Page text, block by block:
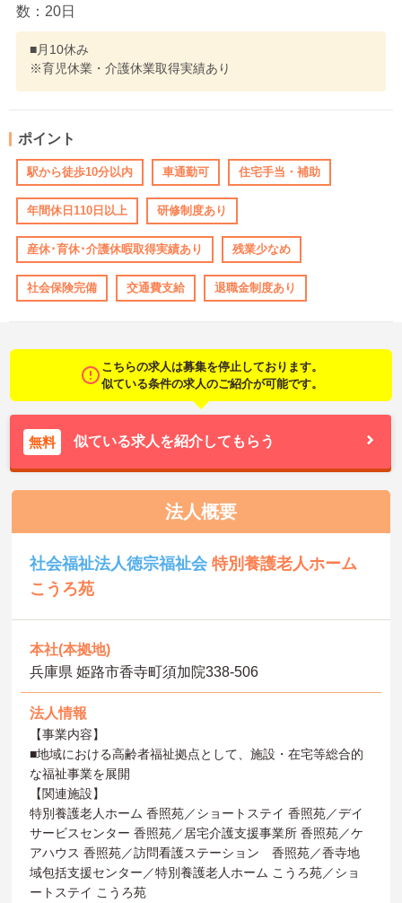
数：20日
■月10休み
※育児休業・介護休業取得実績あり
ポイント
駅から徒歩10分以内 車通勤可 住宅手当・補助
年間休日110日以上 研修制度あり
産休･育休･介護休暇取得実績あり 残業少なめ
社会保険完備 交通費支給 退職金制度あり
こちらの求人は募集を停止しております。
似ている条件の求人のご紹介が可能です。
無料 似ている求人を紹介してもらう
法人概要
社会福祉法人徳宗福祉会特別養護老人ホーム
こうろ苑
本社(本拠地)
兵庫県 姫路市香寺町須加院338-506
法人情報
【事業内容】
■地域における高齢者福祉拠点として、施設・在宅等総合的
な福祉事業を展開
【関連施設】
特別養護老人ホーム 香照苑／ショートステイ 香照苑／デイ
サービスセンター 香照苑／居宅介護支援事業所 香照苑／ケ
アハウス 香照苑／訪問看護ステーション 香照苑／香寺地
域包括支援センター／特別養護老人ホーム こうろ苑／ショ
ートステイ こうろ苑